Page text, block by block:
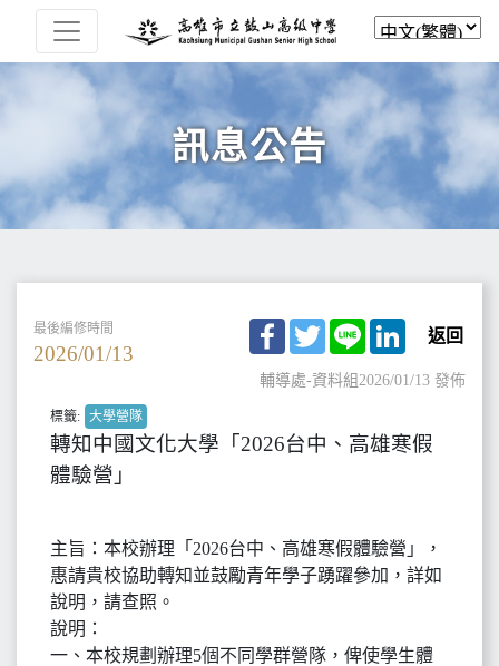
訊息公告
最後編修時間
2026/01/13
Facebook
TwitterLine LinkedIn
返回
輔導處-資料組2026/01/13 發佈
標籤: 大學營隊
轉知中國文化大學「2026台中、高雄寒假
體驗營」
主旨：本校辦理「2026台中、高雄寒假體驗營」，
惠請貴校協助轉知並鼓勵青年學子踴躍參加，詳如
說明，請查照。
說明：
一、本校規劃辦理5個不同學群營隊，俾使學生體